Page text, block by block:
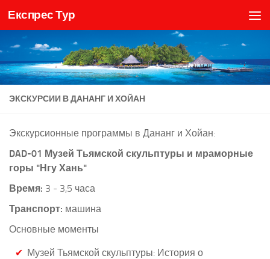
Skip to content
Експрес Тур
ЭКСКУРСИИ В ДАНАНГ И ХОЙАН
Экскурсионные программы в Дананг и Хойан:
DAD-01 Музей Тьямской скульптуры и мраморные
горы "Нгу Хань"
Время: 3 - 3,5 часа
Транспорт: машина
Основные моменты
Музей Тьямской скульптуры: История о